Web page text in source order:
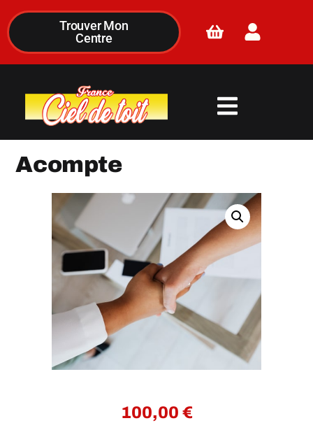
Trouver Mon
Centre
Acompte
100,00 €